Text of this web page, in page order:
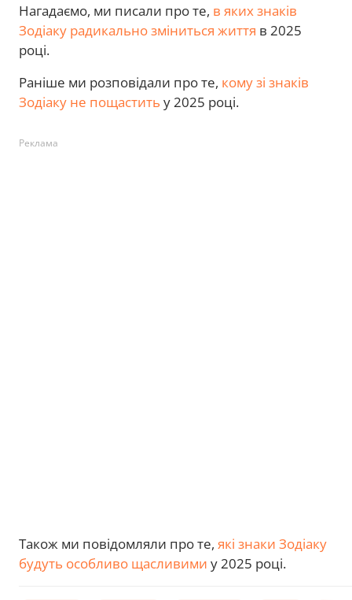
Нагадаємо, ми писали про те, в яких знаків
Зодіаку радикально зміниться життя в 2025
році.
Раніше ми розповідали про те, кому зі знаків
Зодіаку не пощастить у 2025 році.
Реклама
Також ми повідомляли про те, які знаки Зодіаку
будуть особливо щасливими у 2025 році.